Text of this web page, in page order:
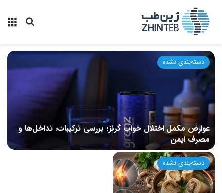
دسته‌بندی نشده
عوارض مکمل اختلال خواب گرنز؛ بررسی ترکیبات، تداخل‌ها و
مصرف ایمن
دسته‌بندی نشده